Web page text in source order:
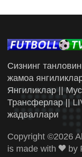
Сизнинг
жамоа
Янгиликлар ||
Трансферлар ||
жадваллари
Copyright ©2026
is made with
by